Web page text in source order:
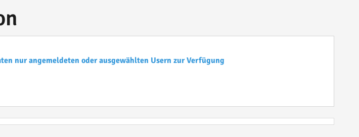
nur angemeldeten oder ausgewählten Usern zur Verfügung